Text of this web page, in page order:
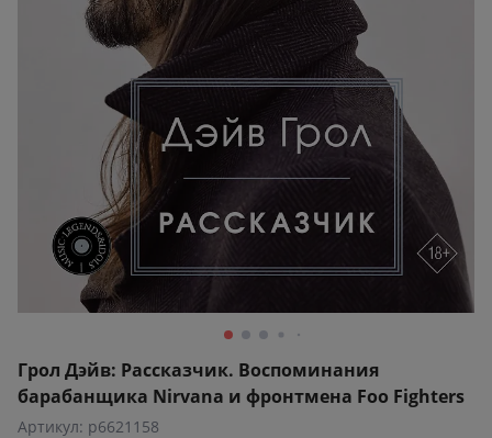
Грол Дэйв: Рассказчик. Воспоминания
барабанщика Nirvana и фронтмена Foo Fighters
Артикул: p6621158